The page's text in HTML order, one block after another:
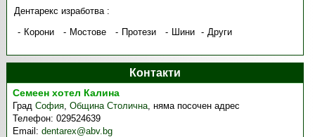
Дентарекс изработва :
Корони
Мостове Протези Шини Други
Контакти
Семеен хотел Калина
ГрадСофия,Община Столична,няма посочен адрес
Телефон:029524639
Email:dentarex@abv.bg